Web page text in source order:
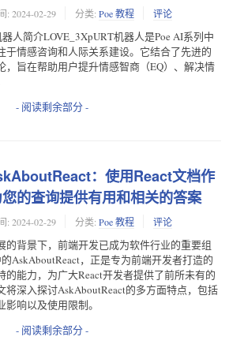
: 2024-02-29 分类: Poe 教程 评论
人简介LOVE_3XpURT机器人是Poe AI系列中
于情感咨询和人际关系建设。它结合了先进的
，旨在帮助用户提升情感智商（EQ）、解决情
- 阅读剩余部分 -
：使用React文档作
的查询提供有用和相关的答案
: 2024-02-29 分类: Poe 教程 评论
的背景下，前端开发已成为软件行业的重要组
AskAboutReact，正是专为前端开发者打造的
的能力，为广大React开发者提供了前所未有的
将深入探讨AskAboutReact的多方面特点，包括
响以及使用限制。
- 阅读剩余部分 -